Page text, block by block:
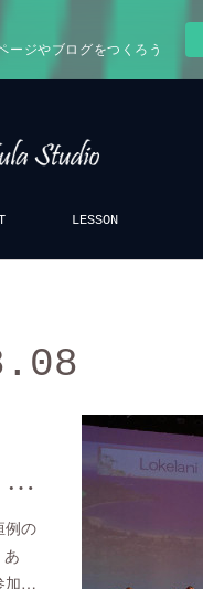
ージやブログをつくろう
LESSON
. 08
ハワイアンフラフェスティバル in ウエスティ
例の
加…